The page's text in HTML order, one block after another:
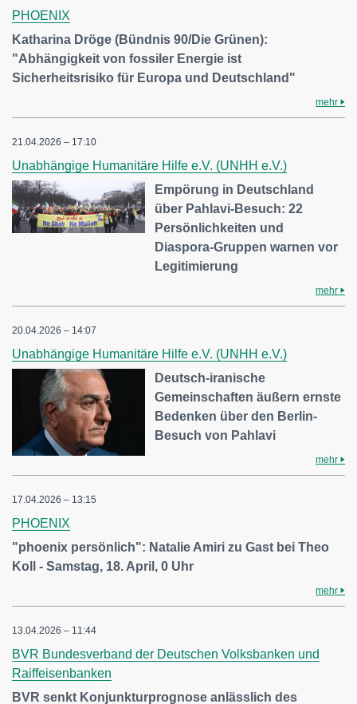
PHOENIX
Katharina Dröge (Bündnis 90/Die Grünen):
"Abhängigkeit von fossiler Energie ist
Sicherheitsrisiko für Europa und Deutschland"
mehr
21.04.2026 – 17:10
Unabhängige Humanitäre Hilfe e.V. (UNHH e.V.)
Empörung in Deutschland
über Pahlavi-Besuch: 22
Persönlichkeiten und
Diaspora-Gruppen warnen vor
Legitimierung
mehr
20.04.2026 – 14:07
Unabhängige Humanitäre Hilfe e.V. (UNHH e.V.)
Deutsch-iranische
Gemeinschaften äußern ernste
Bedenken über den Berlin-
Besuch von Pahlavi
mehr
17.04.2026 – 13:15
PHOENIX
"phoenix persönlich": Natalie Amiri zu Gast bei Theo
Koll - Samstag, 18. April, 0 Uhr
mehr
13.04.2026 – 11:44
BVR Bundesverband der Deutschen Volksbanken und
Raiffeisenbanken
BVR senkt Konjunkturprognose anlässlich des